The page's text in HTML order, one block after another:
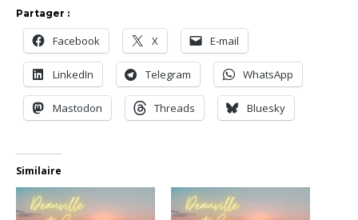
Partager :
Facebook X E-mail
LinkedIn Telegram WhatsApp
Mastodon Threads Bluesky
Similaire